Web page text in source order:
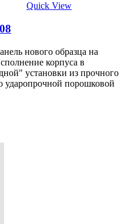
Quick View
нового образца на
корпуса в
установки из прочного
ударопрочной порошковой